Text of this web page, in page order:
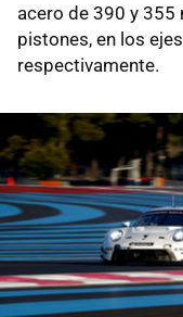
acero de 390 y 355
pistones, en los
respectivamente.